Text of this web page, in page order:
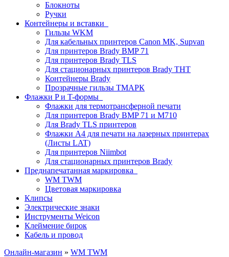
Блокноты
Ручки
Контейнеры и вставки
Гильзы WKM
Для кабельных принтеров Canon MK, Supvan
Для принтеров Brady BMP 71
Для принтеров Brady TLS
Для стационарных принтеров Brady THT
Контейнеры Brady
Прозрачные гильзы ТМАРК
Флажки P и T-формы
Флажки для термотрансферной печати
Для принтеров Brady BMP 71 и M710
Для Brady TLS принтеров
Флажки A4 для печати на лазерных принтерах
(Листы LAT)
Для принтеров Niimbot
Для стационарных принтеров Brady
Преднапечатанная маркировка
WM TWM
Цветовая маркировка
Клипсы
Электрические знаки
Инструменты Weicon
Клеймение бирок
Кабель и провод
Онлайн-магазин » WM TWM